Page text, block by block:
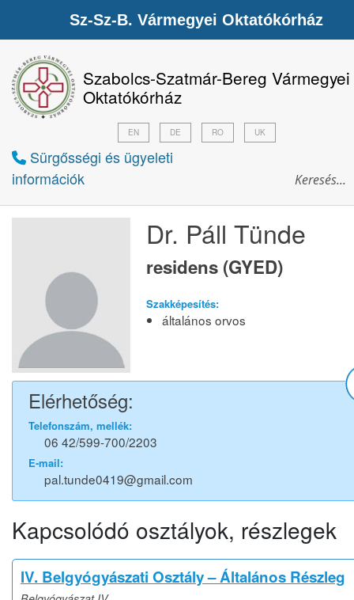
Szabolcs-Szatmár-Bereg Vármegyei
Oktatókórház
Sürgősségi és ügyeleti
információk
EN DE RO UK
Dr. Páll Tünde
residens (GYED)
Szakképesítés:
általános orvos
Elérhetőség:
Telefonszám, mellék:
06 42/599-700/2203
E-mail:
pal.tunde0419@gmail.com
Kapcsolódó osztályok, részlegek
IV. Belgyógyászati Osztály – Általános Részleg
Sz-Sz-B. Vármegyei Oktatókórház